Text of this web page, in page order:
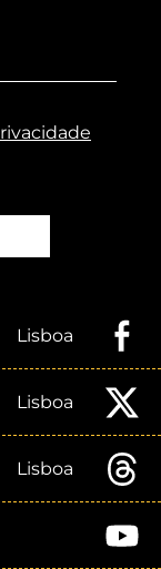
Lisboa
Lisboa
Lisboa